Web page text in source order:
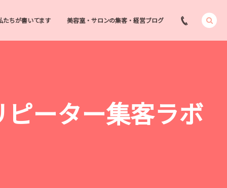
たちが書いてます 美容室・サロンの集客・経営ブログ
ーター集客ラボ